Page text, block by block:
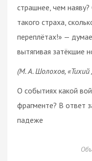
страшнее, чем
такого страха,
переплётах!» —
вытягивая затёкшие
(М. А. Шолохов, «Тихий
О событиях какой
фрагменте? В ответ
падеже